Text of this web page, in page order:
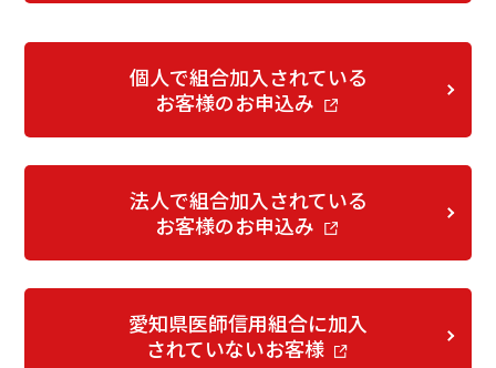
個人で組合加入されている
お客様のお申込み
法人で組合加入されている
お客様のお申込み
愛知県医師信用組合に加入
されていないお客様